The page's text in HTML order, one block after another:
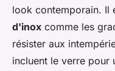
look contemporain. Il
d'inox comme les
résister aux
incluent le verre pour